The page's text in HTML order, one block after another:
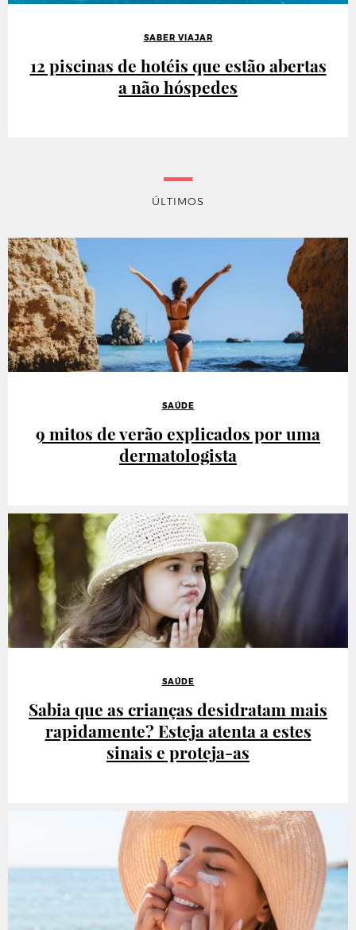
SABER VIAJAR
12 piscinas de hotéis que estão abertas
a não hóspedes
ÚLTIMOS
SAÚDE
9 mitos de verão explicados por uma
dermatologista
SAÚDE
Sabia que as crianças desidratam mais
rapidamente? Esteja atenta a estes
sinais e proteja-as